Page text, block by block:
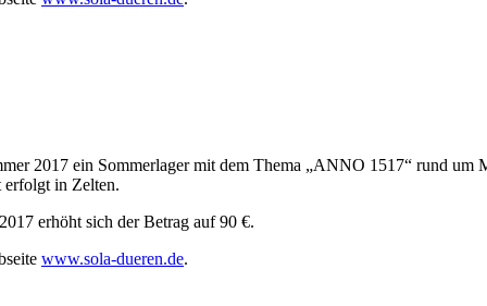
2017 ein Sommerlager mit dem Thema „ANNO 1517“ rund
erfolgt in Zelten.
erhöht sich der Betrag auf 90 €.
www.sola-dueren.de.